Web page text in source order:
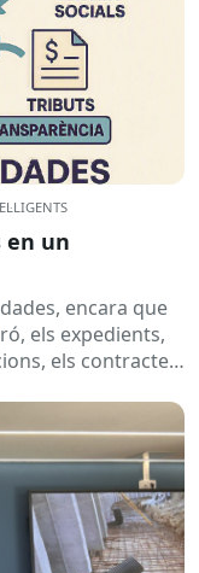
en un
encara que
els expedients,
els contractes,